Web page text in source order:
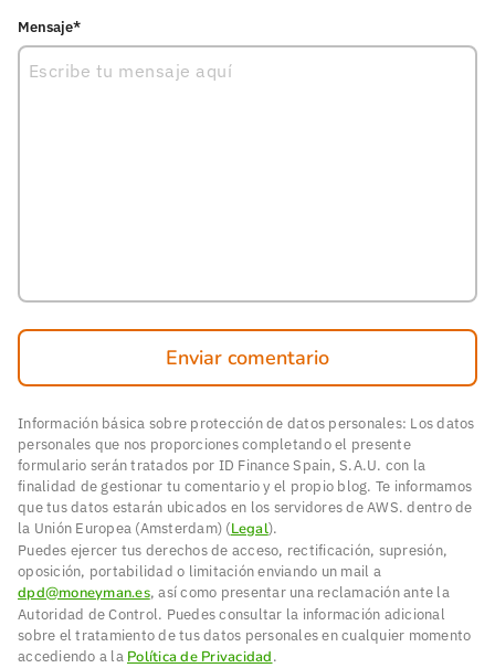
Mensaje*
Enviar comentario
Información básica sobre protección de datos personales: Los datos
personales que nos proporciones completando el presente
formulario serán tratados por ID Finance Spain, S.A.U. con la
finalidad de gestionar tu comentario y el propio blog. Te informamos
que tus datos estarán ubicados en los servidores de AWS. dentro de
la Unión Europea (Amsterdam) (Legal).
Puedes ejercer tus derechos de acceso, rectificación, supresión,
oposición, portabilidad o limitación enviando un mail a
dpd@moneyman.es, así como presentar una reclamación ante la
Autoridad de Control. Puedes consultar la información adicional
sobre el tratamiento de tus datos personales en cualquier momento
accediendo a la Política de Privacidad.